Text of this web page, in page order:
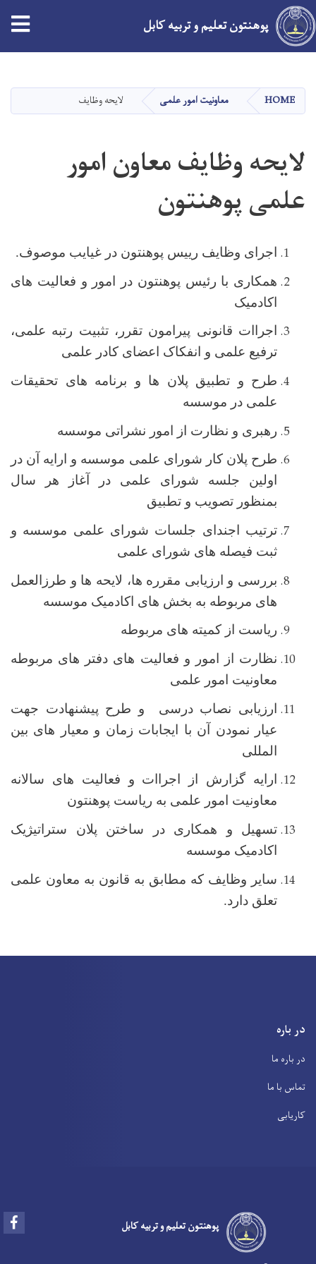
main
content
پوهنتون تعلیم و تربیه کابل
HOME معاونیت امور علمی لایحه وظایف
لایحه وظایف معاون امور
علمی پوهنتون
اجرای وظایف رییس پوهنتون در غیایب موصوف.
همکاری با رئیس پوهنتون در امور و فعالیت های
اکادمیک
اجراات قانونی پیرامون تقرر، تثبیت رتبه علمی،
ترفیع علمی و انفکاک اعضای کادر علمی
طرح و تطبیق پلان ها و برنامه های تحقیقات
علمی در موسسه
رهبری و نظارت از امور نشراتی موسسه
طرح پلان کار شورای علمی موسسه و ارایه آن در
اولین جلسه شورای علمی در آغاز هر سال
بمنظور تصویب و تطبیق
ترتیب اجندای جلسات شورای علمی موسسه و
ثبت فیصله های شورای علمی
بررسی و ارزیابی مقرره ها، لایحه ها و طرزالعمل
های مربوطه به بخش های اکادمیک موسسه
ریاست از کمیته های مربوطه
نظارت از امور و فعالیت های دفتر های مربوطه
معاونیت امور علمی
ارزیابی نصاب درسی و طرح پیشنهادت جهت
عیار نمودن آن با ایجابات زمان و معیار های بین
المللی
ارایه گزارش از اجراات و فعالیت های سالانه
معاونیت امور علمی به ریاست پوهنتون
تسهیل و همکاری در ساختن پلان ستراتیژیک
اکادمیک موسسه
سایر وظایف که مطابق به قانون به معاون علمی
تعلق دارد.
در باره
در باره ما
تماس با ما
کاریابی
پوهنتون تعلیم و تربیه کابل